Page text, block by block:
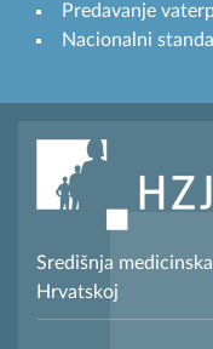
Predavanje
Nacionalni
Središnja
Hrvatskoj